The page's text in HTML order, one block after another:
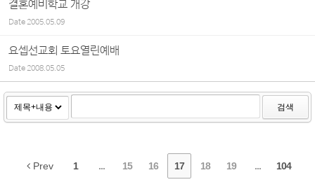
결혼예비학교 개강
Date2005.05.09
요셉선교회 토요열린예배
Date2008.05.05
검색
Prev 1 ... 15 16 17 18 19 ... 104